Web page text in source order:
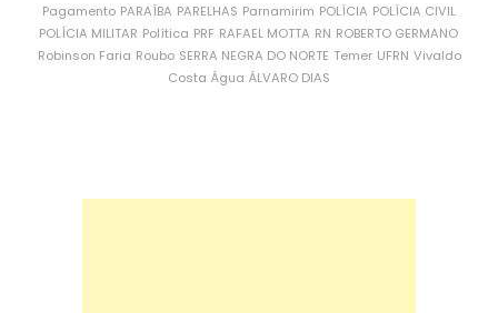
Pagamento PARAÍBA PARELHAS Parnamirim POLÍCIA POLÍCIA CIVIL
POLÍCIA MILITAR Política PRF RAFAEL MOTTA RN ROBERTO GERMANO
Robinson Faria Roubo SERRA NEGRA DO NORTE Temer UFRN Vivaldo
Costa Água ÁLVARO DIAS